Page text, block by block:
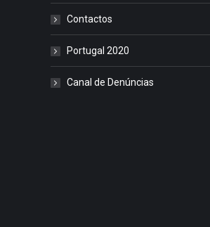
Contactos
Portugal 2020
Canal de Denúncias